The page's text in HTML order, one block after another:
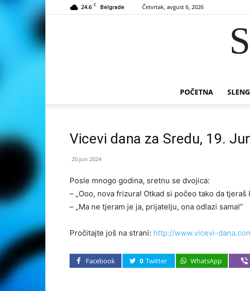
24.6 C Belgrade Četvrtak, avgust 6, 2026
POČETNA
Vicevi dana za Sredu, 19.
20.jun 2024
Posle mnogo godina, sretnu se dvojica:
– „Ooo, nova frizura! Otkad si počeo tako da tjeraš
– „Ma ne tjeram je ja, prijatelju, ona odlazi sama!“
Pročitajte još na strani: http://www.vicevi-
Facebook 0 Twitter WhatsApp